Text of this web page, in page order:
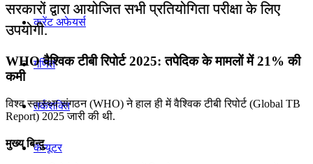
करेंट अफेयर्स
गणित
तर्कशक्ति
कंप्यूटर
सरकारों द्वारा आयोजित सभी प्रतियोगिता परीक्षा के लिए
उपयोगी.
WHO वैश्विक टीबी रिपोर्ट 2025: तपेदिक के मामलों में 21% की
कमी
विश्व स्वास्थ्य संगठन (WHO) ने हाल ही में वैश्विक टीबी रिपोर्ट (Global TB
Report) 2025 जारी की थी.
मुख्य बिन्दु